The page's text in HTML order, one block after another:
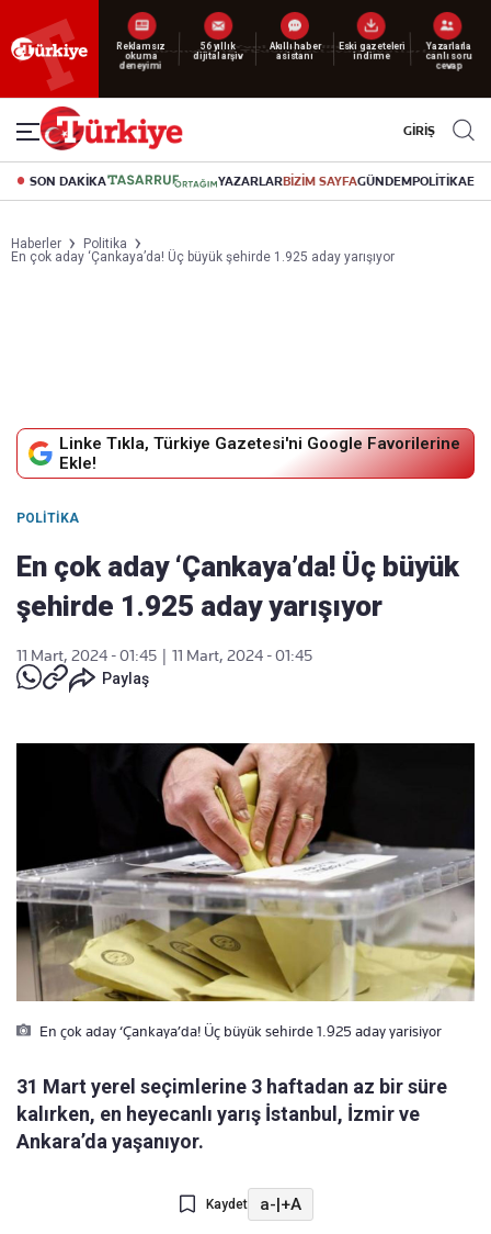
Reklamsız
okuma
deneyimi
56 yıllık
dijital arşiv
Akıllı haber
asistanı
Eski gazeteleri
indirme
Yazarlarla
canlı soru
cevap
GİRİŞ
SON DAKİKA YAZARLARBİZİM SAYFAGÜNDEMPOLİTİKA
Haberler
Politika
En çok aday ‘Çankaya’da! Üç büyük şehirde 1.925 aday yarışıyor
Linke Tıkla, Türkiye Gazetesi'ni Google Favorilerine
Ekle!
POLITIKA
En çok aday ‘Çankaya’da! Üç büyük
şehirde 1.925 aday yarışıyor
11 Mart, 2024 - 01:45
11 Mart, 2024 - 01:45
Paylaş
En çok aday ‘Çankaya’da! Üç büyük sehirde 1.925 aday yarisiyor
31 Mart yerel seçimlerine 3 haftadan az bir süre
kalırken, en heyecanlı yarış İstanbul, İzmir ve
Ankara’da yaşanıyor.
Kaydet a-|+A